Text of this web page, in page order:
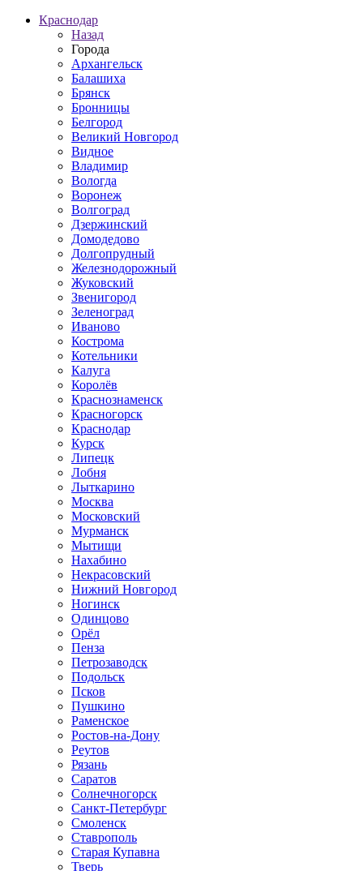
Краснодар
Назад
Города
Архангельск
Балашиха
Брянск
Бронницы
Белгород
Великий Новгород
Видное
Владимир
Вологда
Воронеж
Волгоград
Дзержинский
Домодедово
Долгопрудный
Железнодорожный
Жуковский
Звенигород
Зеленоград
Иваново
Кострома
Котельники
Калуга
Королёв
Краснознаменск
Красногорск
Краснодар
Курск
Липецк
Лобня
Лыткарино
Москва
Московский
Мурманск
Мытищи
Нахабино
Некрасовский
Нижний Новгород
Ногинск
Одинцово
Орёл
Пенза
Петрозаводск
Подольск
Псков
Пушкино
Раменское
Ростов-на-Дону
Реутов
Рязань
Саратов
Солнечногорск
Санкт-Петербург
Смоленск
Ставрополь
Старая Купавна
Тверь